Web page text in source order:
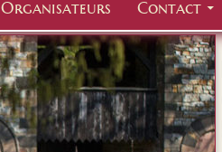
Organisateurs Contact